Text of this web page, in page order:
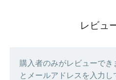
レビュ
購入者のみがレビューで
とメールアドレスを入力し